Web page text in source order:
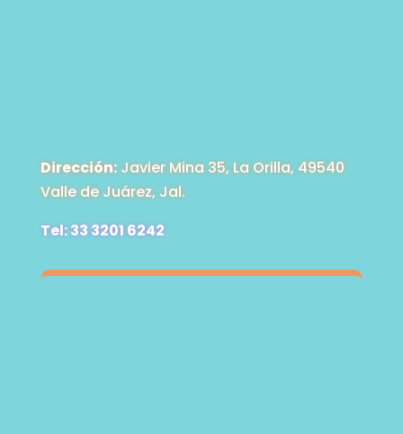
Dirección:Javier Mina 35, La Orilla, 49540
Valle de Juárez, Jal.
Tel: 33 3201 6242